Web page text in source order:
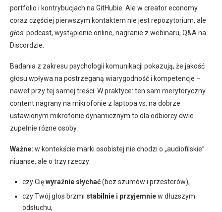
portfolio i kontrybucjach na GitHubie. Ale w creator economy
coraz częściej pierwszym kontaktem nie jest repozytorium, ale
głos: podcast, wystąpienie online, nagranie z webinaru, Q&A na
Discordzie.
Badania z zakresu psychologii komunikacji pokazują, że jakość
głosu wpływa na postrzeganą wiarygodność i kompetencje –
nawet przy tej samej treści. W praktyce: ten sam merytoryczny
content nagrany na mikrofonie z laptopa vs. na dobrze
ustawionym mikrofonie dynamicznym to dla odbiorcy dwie
zupełnie różne osoby.
Ważne: w kontekście marki osobistej nie chodzi o „audiofilskie”
niuanse, ale o trzy rzeczy:
czy Cięwyraźnie słychać(bez szumów i przesterów),
czy Twój głos brzmi stabilnie i przyjemniew dłuższym
odsłuchu,